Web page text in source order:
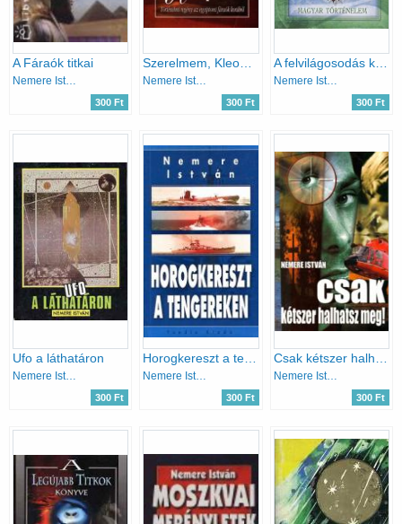
A Fáraók titkai
Nemere István
300 Ft
Nemere István
300 Ft
A felvilágosodás kora - A 18. század eseményei
Nemere István
300 Ft
Ufo a láthatáron
Nemere István
300 Ft
Horogkereszt a tengereken
Nemere István
300 Ft
Csak kétszer halhatsz meg!
Nemere István
300 Ft